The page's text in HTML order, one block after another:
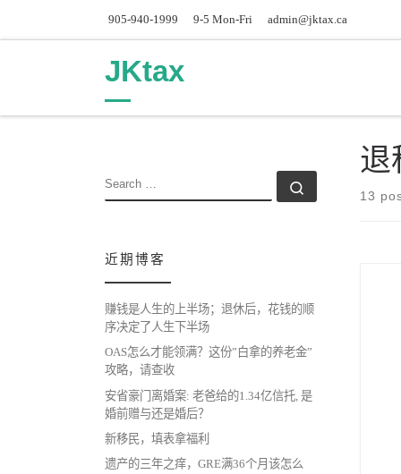
905-940-1999 9-5 Mon-Fri admin@jktax.ca
JKtax
退
13
SEARCH
近期博客
赚钱是人生的上半场；退休后，花钱的顺
序决定了人生下半场
OAS怎么才能领满？这份”白拿的养老金”
攻略，请查收
安省豪门离婚案: 老爸给的1.34亿信托, 是
婚前赠与还是婚后？
新移民，填表拿福利
遗产的三年之痒，GRE满36个月该怎么